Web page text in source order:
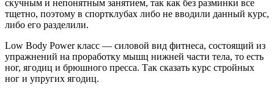
скучным и непонятным занятием, так как без разминки все
тщетно, поэтому в спортклубах либо не вводили данный курс,
либо его разделили.
Low Body Power класс — силовой вид фитнеса, состоящий из
упражнений на проработку мышц нижней части тела, то есть
ног, ягодиц и брюшного пресса. Так сказать курс стройных
ног и упругих ягодиц.